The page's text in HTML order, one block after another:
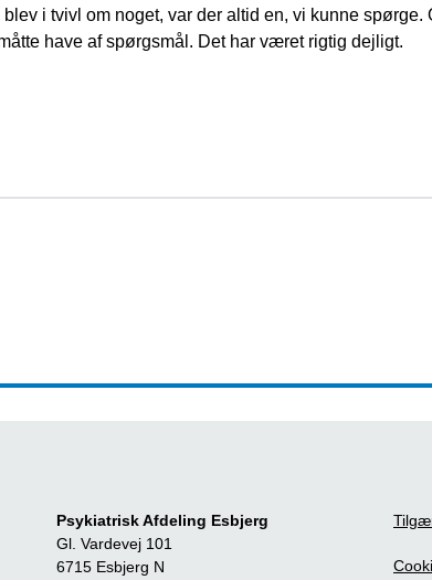
i tvivl om noget, var der altid en, vi kunne spørge.
have af spørgsmål. Det har været rigtig dejligt.
Psykiatrisk Afdeling Esbjerg
Gl. Vardevej 101
6715 Esbjerg N